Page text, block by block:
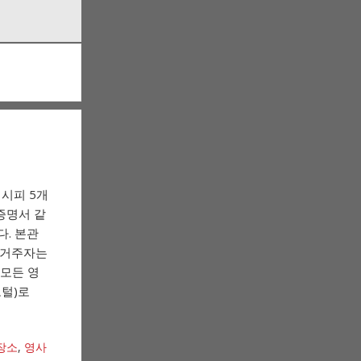
피 5개
명서 같
. 본관
주자는
든 영
)로
소, 영사